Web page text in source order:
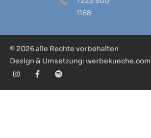
1168
© 2026 alle Rechte vorbehalten
Design & Umsetzung: werbekueche.com